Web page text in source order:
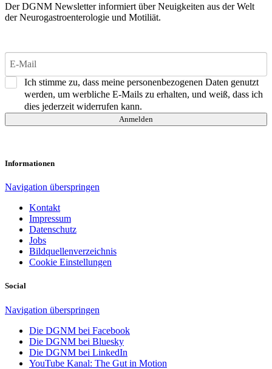
Der DGNM Newsletter informiert über Neuigkeiten aus der Welt
der Neurogastroenterologie und Motiliät.
Ich stimme zu, dass meine personenbezogenen Daten genutzt
werden, um werbliche E-Mails zu erhalten, und weiß, dass ich
dies jederzeit widerrufen kann.
Anmelden
Informationen
Navigation überspringen
Kontakt
Impressum
Datenschutz
Jobs
Bildquellenverzeichnis
Cookie Einstellungen
Social
Navigation überspringen
Die DGNM bei Facebook
Die DGNM bei Bluesky
Die DGNM bei LinkedIn
YouTube Kanal: The Gut in Motion